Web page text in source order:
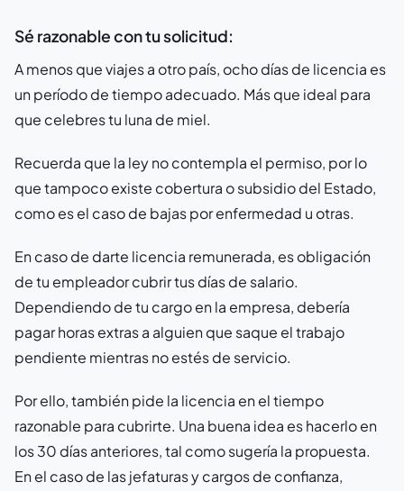
Sé razonable con tu solicitud:
A menos que viajes a otro país, ocho días de licencia es
un período de tiempo adecuado. Más que ideal para
que celebres tu luna de miel.
Recuerda que la ley no contempla el permiso, por lo
que tampoco existe cobertura o subsidio del Estado,
como es el caso de bajas por enfermedad u otras.
En caso de darte licencia remunerada, es obligación
de tu empleador cubrir tus días de salario.
Dependiendo de tu cargo en la empresa, debería
pagar horas extras a alguien que saque el trabajo
pendiente mientras no estés de servicio.
Por ello, también pide la licencia en el tiempo
razonable para cubrirte. Una buena idea es hacerlo en
los 30 días anteriores, tal como sugería la propuesta.
En el caso de las jefaturas y cargos de confianza,